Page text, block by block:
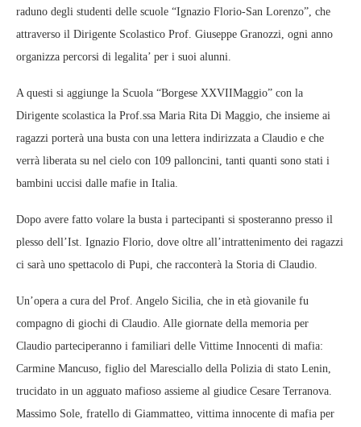
raduno degli studenti delle scuole “Ignazio Florio-San Lorenzo”, che
attraverso il Dirigente Scolastico Prof. Giuseppe Granozzi, ogni anno
organizza percorsi di legalita’ per i suoi alunni.
A questi si aggiunge la Scuola “Borgese XXVIIMaggio” con la
Dirigente scolastica la Prof.ssa Maria Rita Di Maggio, che insieme ai
ragazzi porterà una busta con una lettera indirizzata a Claudio e che
verrà liberata su nel cielo con 109 palloncini, tanti quanti sono stati i
bambini uccisi dalle mafie in Italia.
Dopo avere fatto volare la busta i partecipanti si sposteranno presso il
plesso dell’Ist. Ignazio Florio, dove oltre all’intrattenimento dei ragazzi
ci sarà uno spettacolo di Pupi, che racconterà la Storia di Claudio.
Un’opera a cura del Prof. Angelo Sicilia, che in età giovanile fu
compagno di giochi di Claudio. Alle giornate della memoria per
Claudio parteciperanno i familiari delle Vittime Innocenti di mafia:
Carmine Mancuso, figlio del Maresciallo della Polizia di stato Lenin,
trucidato in un agguato mafioso assieme al giudice Cesare Terranova.
Massimo Sole, fratello di Giammatteo, vittima innocente di mafia per